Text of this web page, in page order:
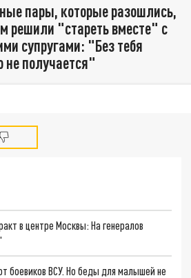
пары, которые разошлись,
решили "стареть вместе" с
супругами: "Без тебя
не получается"
в центре Москвы: На генералов
боевиков ВСУ. Но беды для малышей не